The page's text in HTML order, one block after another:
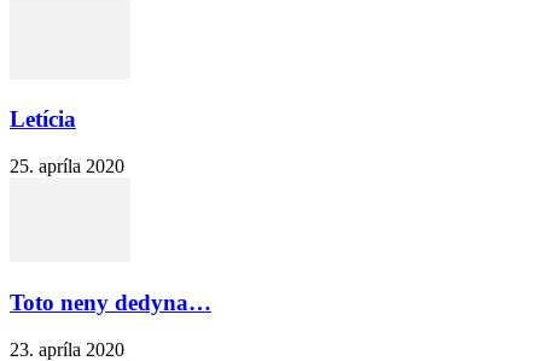
Letícia
25. apríla 2020
Toto neny dedyna…
23. apríla 2020